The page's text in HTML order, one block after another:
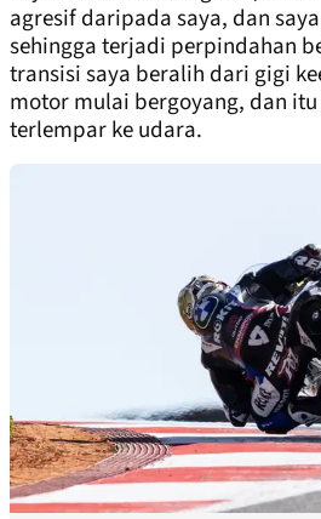
agresif daripada saya, dan
sehingga terjadi perpindahan
transisi saya beralih dari gigi
motor mulai bergoyang, dan
terlempar ke udara.